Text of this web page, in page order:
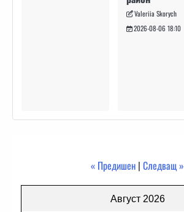
Valeriia Skorych
2026-08-06 18:10
« Предишен | Следващ »
Август 2026